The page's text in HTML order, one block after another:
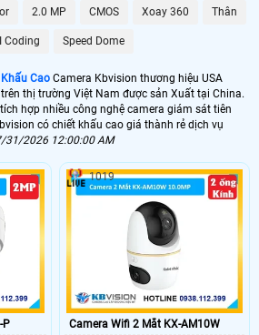
đặt biệt chất lượng sản phẩm phù hợp với chi
hàng quan tâm nhiều nhất ️🏆
Thu Âm
Nét
2.0 MP CMOS Xoay 360 Thân
Coding Speed Dome
Cao Camera Kbvision thương hiệu USA
thị trường Việt Nam được sản Xuất tại China.
hợp nhiều công nghệ camera giám sát tiên
có chiết khấu cao giá thành rẻ dịch vụ
31/2026 12:00:00 AM
P
Camera Wifi 2 Mắt KX-AM10W
1019